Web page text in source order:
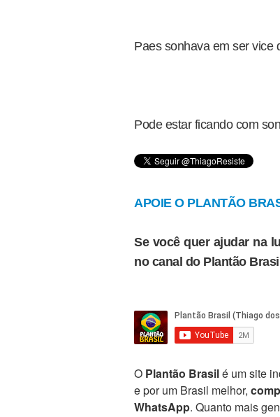
Paes sonhava em ser vice
Pode estar ficando com
APOIE O PLANTÃO
Se você quer ajudar na
no canal do Plantão
O Plantão Brasilé um site
e por um Brasil melhor,
WhatsApp. Quanto mais